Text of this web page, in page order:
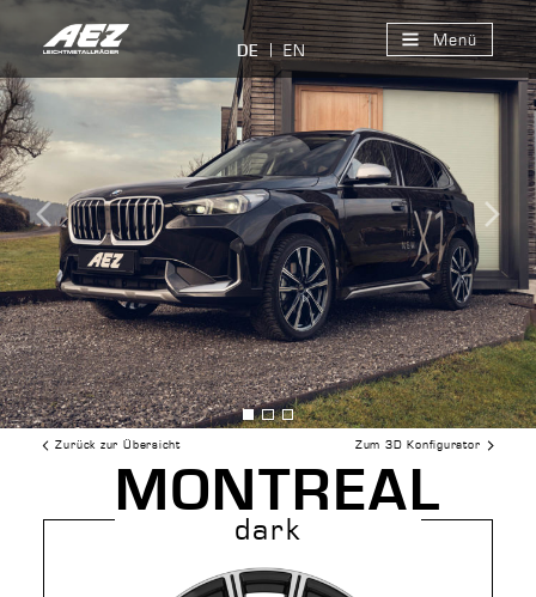
DE EN
Menü
BildBildBild
anzeigen
MONTREAL
dark
Zurück zur Übersicht Zum 3D Konfigurator